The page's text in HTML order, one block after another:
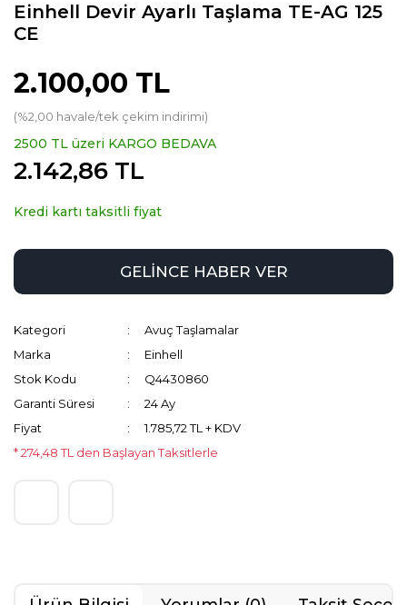
Einhell Devir Ayarlı Taşlama TE-AG 125
CE
2.100,00 TL
(%2,00 havale/tek çekim indirimi)
2500 TL üzeri KARGO BEDAVA
2.142,86 TL
Kredi kartı taksitli fiyat
GELİNCE HABER VER
Kategori
Avuç Taşlamalar
Marka
Einhell
Stok Kodu
Q4430860
Garanti Süresi
24 Ay
Fiyat
1.785,72 TL + KDV
* 274,48 TL den Başlayan Taksitlerle